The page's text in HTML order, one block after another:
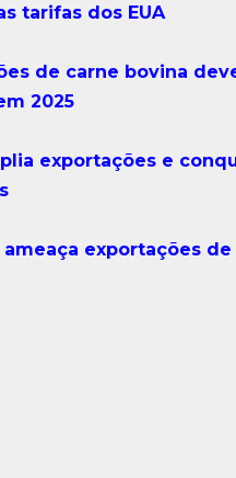
tarifas dos EUA
de carne bovina
2025
exportações e
ameaça exportações